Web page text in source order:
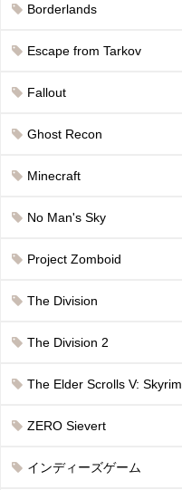
Borderlands
Escape from Tarkov
Fallout
Ghost Recon
Minecraft
No Man's Sky
Project Zomboid
The Division
The Division 2
The Elder Scrolls V: Skyrim
ZERO Sievert
インディーズゲーム